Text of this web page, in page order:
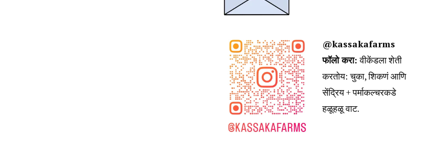
@kassakafarms
फॉलो करा:वीकेंडला शेती
करतोय: चुका, शिकणं आणि
सेंद्रिय + पर्माकल्चरकडे
हळूहळू वाट.